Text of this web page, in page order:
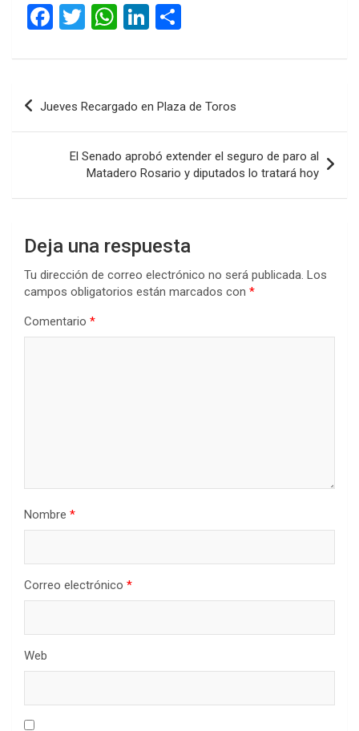
F
ce
o
T
tt
W
at
A
p
Li
ke
n
m
ar
tir
Navegación
de
Jueves Recargado en Plaza de Toros
El Senado aprobó extender el seguro de paro al
Matadero Rosario y diputados lo tratará hoy
Deja una respuesta
Tu dirección de correo electrónico no será publicada. Los
campos obligatorios están marcados con *
Comentario *
Nombre *
Correo electrónico *
Web